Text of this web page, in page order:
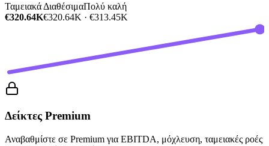
Ταμειακά ΔιαθέσιμαΠολύ καλή
€320.64K€320.64K · €313.45K
Δείκτες Premium
Αναβαθμίστε σε Premium για EBITDA, μόχλευση, ταμειακές ροές